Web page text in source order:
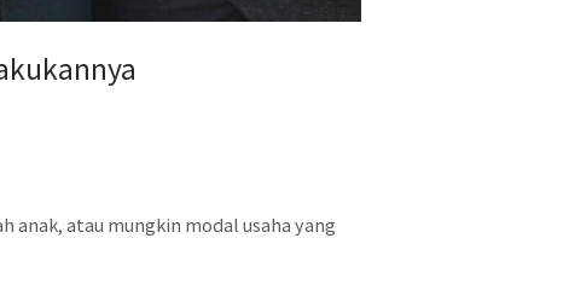
anak, atau mungkin modal usaha yang